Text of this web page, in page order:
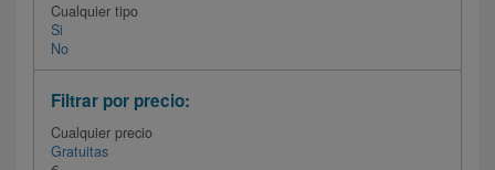
Cualquier tipo
Si
No
Filtrar por precio:
Cualquier precio
Gratuitas